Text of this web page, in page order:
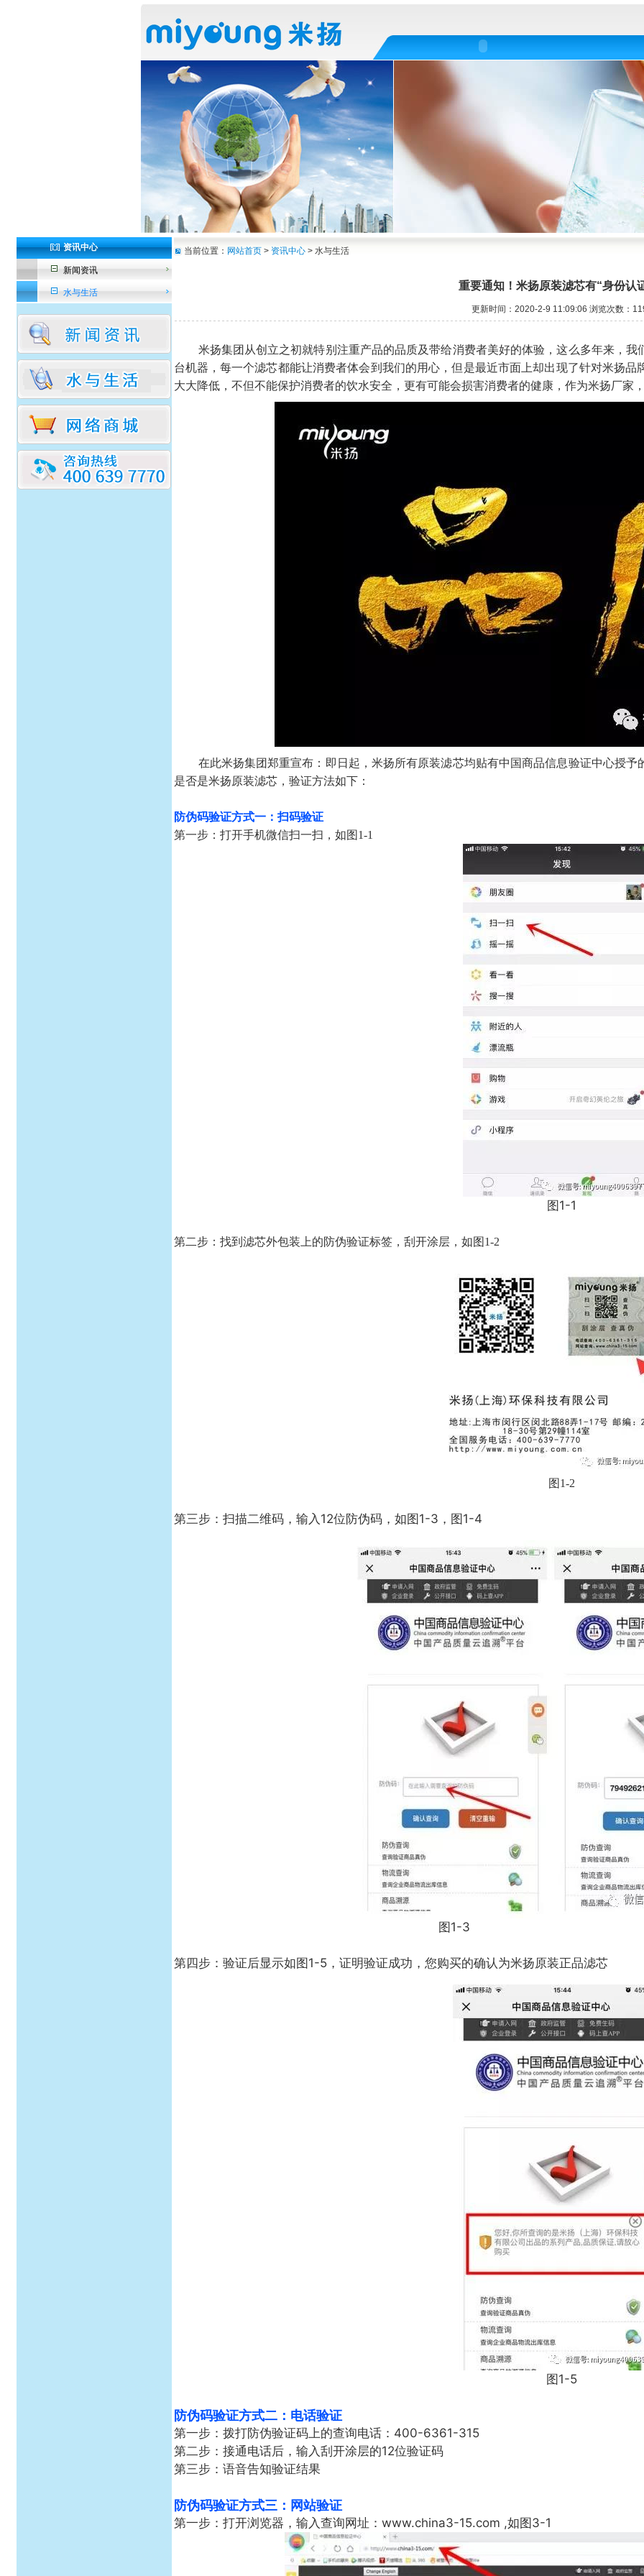
资讯中心
新闻资讯
水与生活
当前位置： 网站首页> 资讯中心> 水与生活
重要通知！米扬原装滤芯有“身份认
更新时间：2020-2-9 11:09:06 浏览次数：
米扬集团从创立之初就特别注重产品的品质及带给消费者美好的体验，这么多年来，
台机器，每一个滤芯都能让消费者体会到我们的用心，但是最近市面上却出现了针对米扬
大大降低，不但不能保护消费者的饮水安全，更有可能会损害消费者的健康，作为米扬厂家
在此米扬集团郑重宣布：即日起，米扬所有原装滤芯均贴有中国商品信息验证中心授
是否是米扬原装滤芯，验证方法如下：
防伪码验证方式一：扫码验证
第一步：打开手机微信扫一扫，如图 1-1
图1-1
第二步：找到滤芯外包装上的防伪验证标签，刮开涂层，如图1-2
图 1-2
第三步：扫描二维码，输入12位防伪码，如图1-3，图1-4
图1-3 图
第四步：验证后显示如图1-5，证明验证成功，您购买的确认为米扬原装正品滤芯
图1-5
防伪码验证方式二：电话验证
第一步：拨打防伪验证码上的查询电话：400-6361-315
第二步：接通电话后，输入刮开涂层的12位验证码
第三步：语音告知验证结果
防伪码验证方式三：网站验证
第一步：打开浏览器，输入查询网址：www.china3-15.com ,如图3-1